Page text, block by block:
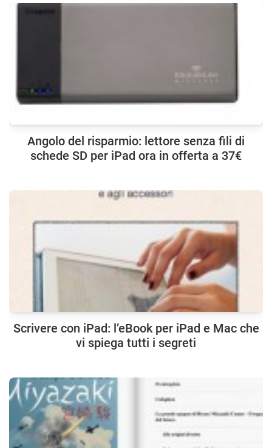
Angolo del risparmio: lettore senza fili di
schede SD per iPad ora in offerta a 37€
Scrivere con iPad: l’eBook per iPad e Mac che
vi spiega tutti i segreti